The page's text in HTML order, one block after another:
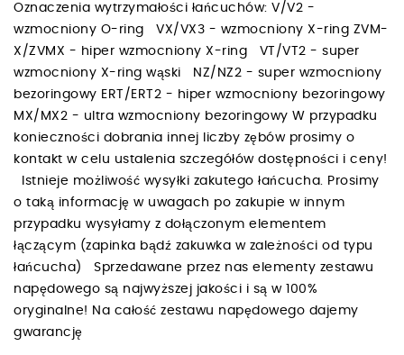
Oznaczenia wytrzymałości łańcuchów: V/V2 -
wzmocniony O-ring VX/VX3 - wzmocniony X-ring ZVM-
X/ZVMX - hiper wzmocniony X-ring VT/VT2 - super
wzmocniony X-ring wąski NZ/NZ2 - super wzmocniony
bezoringowy ERT/ERT2 - hiper wzmocniony bezoringowy
MX/MX2 - ultra wzmocniony bezoringowy W przypadku
konieczności dobrania innej liczby zębów prosimy o
kontakt w celu ustalenia szczegółów dostępności i ceny!
Istnieje możliwość wysyłki zakutego łańcucha. Prosimy
o taką informację w uwagach po zakupie w innym
przypadku wysyłamy z dołączonym elementem
łączącym (zapinka bądź zakuwka w zależności od typu
łańcucha) Sprzedawane przez nas elementy zestawu
napędowego są najwyższej jakości i są w 100%
oryginalne! Na całość zestawu napędowego dajemy
gwarancję